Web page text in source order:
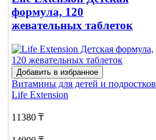
о наличии
1
формула, 120
жевательных таблеток
Добавить в избранное
Витамины для детей и подростков
Life Extension
11380 ₸